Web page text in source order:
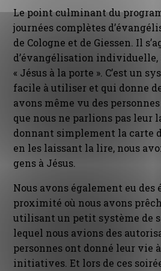
Le point culminant du
journées complètes
de Cologne et de Giessen. Il
d’évangélisation individuelle,
« Jésus à la porte ». C’est un
facile à utiliser et qui donne
avons même vu des
que nous ne parlions pas leur
donnant simplement la carte
en les laissant la lire, nous
gens à Jésus.
Nous avons également eu
proximité où nous avons
utilisant un petit système de
lequel nous avions des
personnes ont donné leur vie
initiatives. Et lors de ces